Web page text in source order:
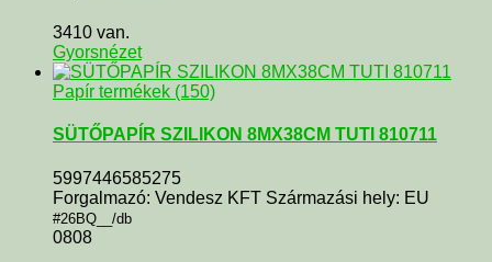
3410 van.
Gyorsnézet
Papír termékek (150)
SÜTŐPAPÍR SZILIKON 8MX38CM TUTI 810711
5997446585275
Forgalmazó: Vendesz KFT Származási hely: EU
#26BQ__/db
0808